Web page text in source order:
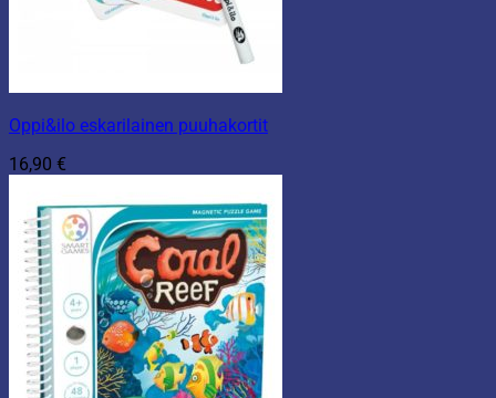
Oppi&ilo eskarilainen puuhakortit
16,90 €